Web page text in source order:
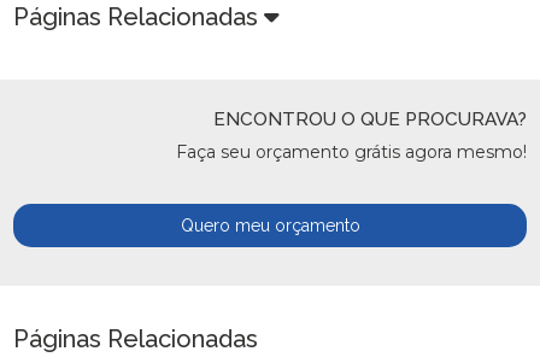
Páginas Relacionadas
ENCONTROU O QUE PROCURAVA?
Faça seu orçamento grátis agora mesmo!
Quero meu orçamento
Páginas Relacionadas